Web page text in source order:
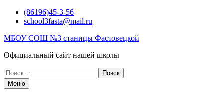
Перейти(86196)45-3-56
school3fasta@mail.ru
МБОУ СОШ №3 станицы Фастовецкой
Официальный сайт нашей школы
Поиск
по:Меню